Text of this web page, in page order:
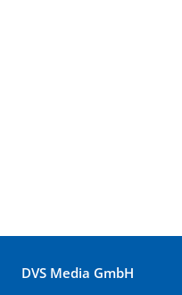
DVS Media GmbH